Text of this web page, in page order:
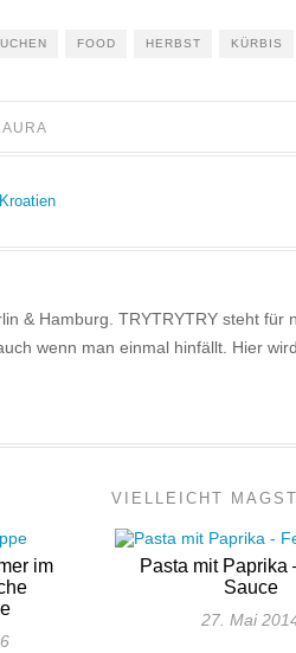
FOOD HERBST KÜRBIS
& Hamburg. TRYTRYTRY steht
wenn man einmal hinfällt. Hier
VIELLEICHT
im
Pasta mit Paprika
Sauce
27. Mai